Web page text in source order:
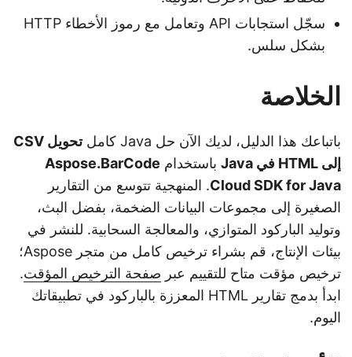
سجّل استجابات API وتعامل مع رموز الأخطاء HTTP
بشكل سلس.
الخلاصة
باتباعك هذا الدليل، لديك الآن حل Java كامل
تحويل CSV
إلى HTML في Java
باستخدامAspose.BarCode
Cloud SDK for Java. المنهجية تتوسع من التقارير
الصغيرة إلى مجموعات البيانات الضخمة، بفضل البث،
وتوليد الباركود المتوازي، والمعالجة السحابية. للنشر في
بيئات الإنتاج، قم بشراء ترخيص كامل من متجر Aspose؛
ترخيص مؤقت متاح للتقييم عبر صفحة الترخيص المؤقت.
ابدأ بدمج تقارير HTML المعززة بالباركود في تطبيقاتك
اليوم.